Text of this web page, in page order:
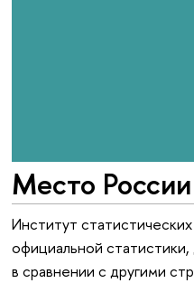
Место
Институт
официальной
в сравнении с другими